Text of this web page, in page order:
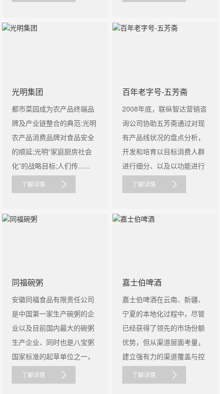
光明集团
都市菜园成为农产品终端品
牌及产业链整合的典范:光明
农产品消费品牌对食品安全
的顺延;光明“家庭厨房社会
化”的战略目标;人们传......
了解详情
百年老字号-五芳斋
2008年底，联纵智达营销咨
询公司协助五芳斋通过对现
有产品线状况的盘点分析，
开发和培育以目标消费人群
进行细分、以及以功能进行
细分......
了解详情
同福碗粥
安徽同福食品有限责任公司
是中国第一家生产碗粥的企
业以及目前国内最大的碗粥
生产企业、同时也是八宝粥
国家标准的起草单位之一，
是......
了解详情
嘉士伯啤酒
嘉士伯啤酒在云南、新疆、
宁夏的本地化过程中，尽管
已经获得了领先的市场份额
优势，但从渠道层面考量，
建立强有力的渠道覆盖与控
制系统......
了解详情